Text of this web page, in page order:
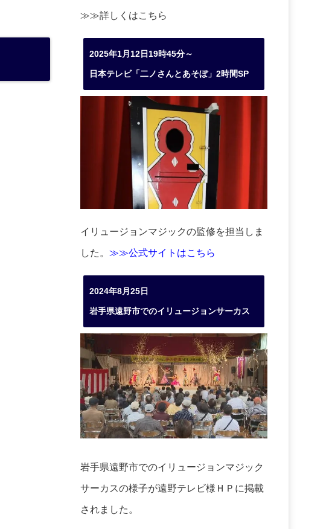
≫≫詳しくはこちら
2025年1月12日19時45分～
日本テレビ「二ノさんとあそぼ」2時間SP
イリュージョンマジックの監修を担当しま
した。 ≫≫公式サイトはこちら
2024年8月25日
岩手県遠野市でのイリュージョンサーカス
岩手県遠野市でのイリュージョンマジック
サーカスの様子が遠野テレビ様ＨＰに掲載
されました。